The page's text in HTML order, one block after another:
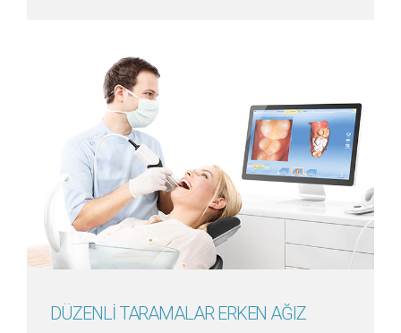
Detayını Gör
DÜZENLİ TARAMALAR ERKEN AĞIZ